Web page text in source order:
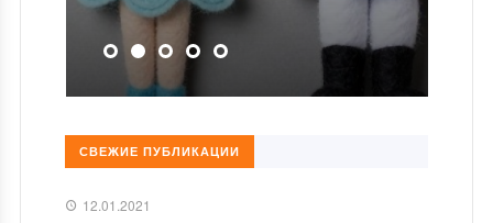
СВЕЖИЕ ПУБЛИКАЦИИ
12.01.2021